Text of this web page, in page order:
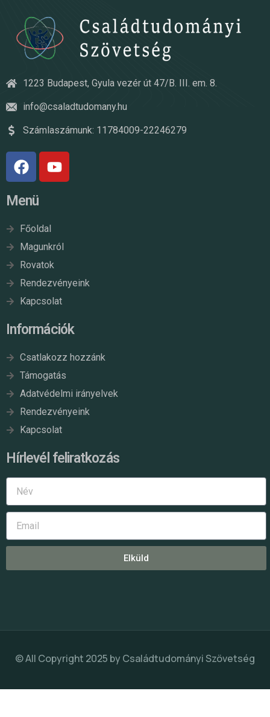
1223 Budapest, Gyula vezér út 47/B. III. em. 8.
info@csaladtudomany.hu
Számlaszámunk: 11784009-22246279
Menü
Főoldal
Magunkról
Rovatok
Rendezvényeink
Kapcsolat
Információk
Csatlakozz hozzánk
Támogatás
Adatvédelmi irányelvek
Rendezvényeink
Kapcsolat
Hírlevél feliratkozás
Elküld
© All Copyright 2025 byCsaládtudományi Szövetség